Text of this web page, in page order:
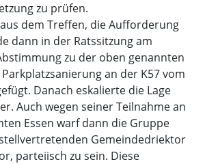
zu prüfen.
dem Treffen, die Aufforderung
dann in der Ratssitzung am
zu der oben genannten
an der K57 vom
Danach eskalierte die Lage
Auch wegen seiner Teilnahme an
Essen warf dann die Gruppe
Gemeindedriektor
parteiisch zu sein. Diese